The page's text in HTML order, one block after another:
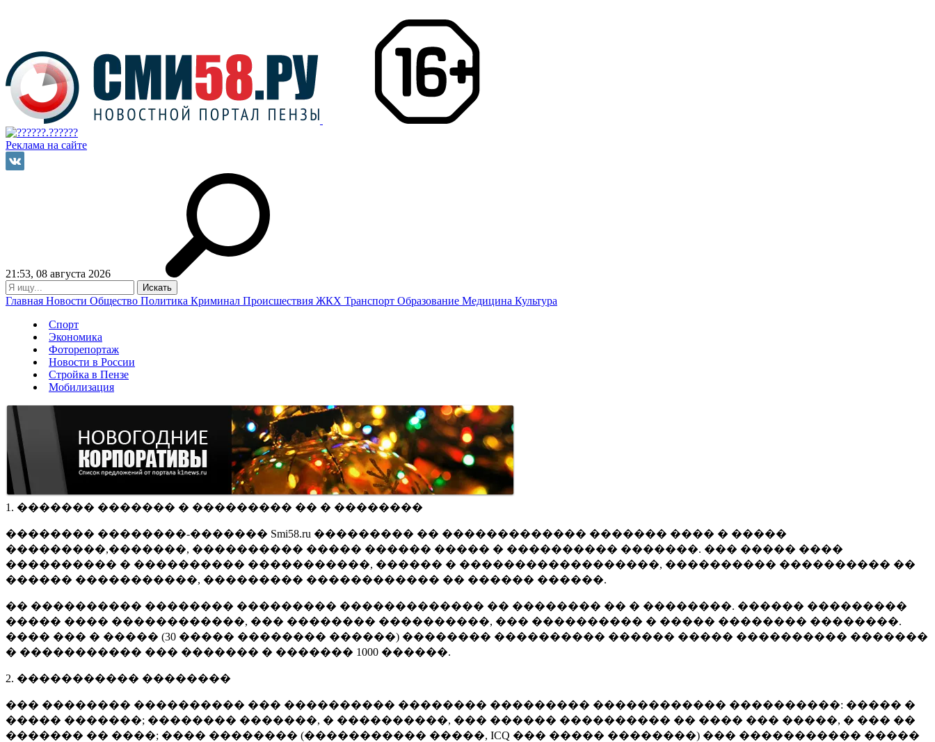
Реклама на сайте
21:53, 08 августа 2026
Главная Новости Общество Политика Криминал Происшествия ЖКХ Транспорт Образование Медицина Культура
Спорт
Экономика
Фоторепортаж
Новости в России
Стройка в Пензе
Мобилизация
1. ������� ������� � ��������� �� � ��������
�������� ��������-������� Smi58.ru ��������� �� ������������� ������� ���� � �����
���������,�������, ���������� ����� ������ ����� � ���������� �������. ��� ����� ����
���������� � ���������� �����������, ������ � ������������������, ���������� ���������� ��
������ �����������, ��������� ������������ �� ������ ������.
�� ���������� �������� ��������� ������������� �� �������� �� � ��������. ������ ���������
����� ���� ������������, ��� �������� ����������, ��� ���������� � ����� �������� ��������.
���� ��� � ����� (30 ����� �������� ������) �������� ���������� ������ ����� ���������� �������
� ����������� ��� ������� � ������� 1000 ������.
2. ����������� ��������
��� �������� ���������� ��� ���������� �������� ��������� ������������ ����������: ����� �
����� �������; �������� �������, � ����������, ��� ������ ���������� �� ���� ��� �����, � ��� ��
������� �� ����; ���� �������� (����������� �����, ICQ ��� ����� ��������) ��� ����������� �����